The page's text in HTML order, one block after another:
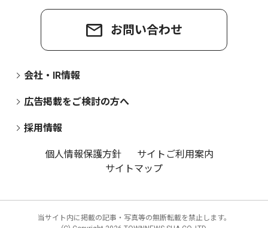
お問い合わせ
会社・IR情報
広告掲載をご検討の方へ
採用情報
個人情報保護方針
サイトご利用案内
サイトマップ
当サイト内に掲載の記事・写真等の無断転載を禁止します。